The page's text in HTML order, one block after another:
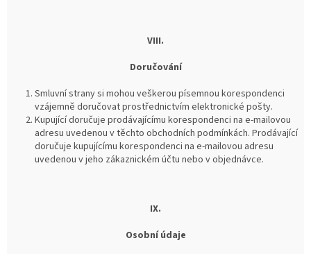
VIII.
Doručování
Smluvní strany si mohou veškerou písemnou korespondenci
vzájemně doručovat prostřednictvím elektronické pošty.
Kupující doručuje prodávajícímu korespondenci na e-mailovou
adresu uvedenou v těchto obchodních podmínkách. Prodávající
doručuje kupujícímu korespondenci na e-mailovou adresu
uvedenou v jeho zákaznickém účtu nebo v objednávce.
IX.
Osobní údaje